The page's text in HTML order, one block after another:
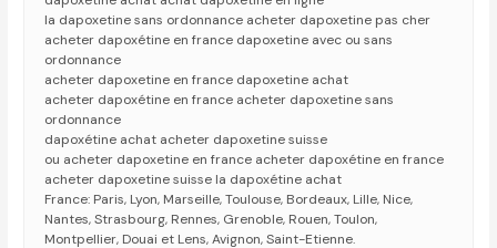
la dapoxetine sans ordonnance acheter dapoxetine pas cher
acheter dapoxétine en france dapoxetine avec ou sans
ordonnance
acheter dapoxetine en france dapoxetine achat
acheter dapoxétine en france acheter dapoxetine sans
ordonnance
dapoxétine achat acheter dapoxetine suisse
ou acheter dapoxetine en france acheter dapoxétine en france
acheter dapoxetine suisse la dapoxétine achat
France: Paris, Lyon, Marseille, Toulouse, Bordeaux, Lille, Nice,
Nantes, Strasbourg, Rennes, Grenoble, Rouen, Toulon,
Montpellier, Douai et Lens, Avignon, Saint-Etienne.